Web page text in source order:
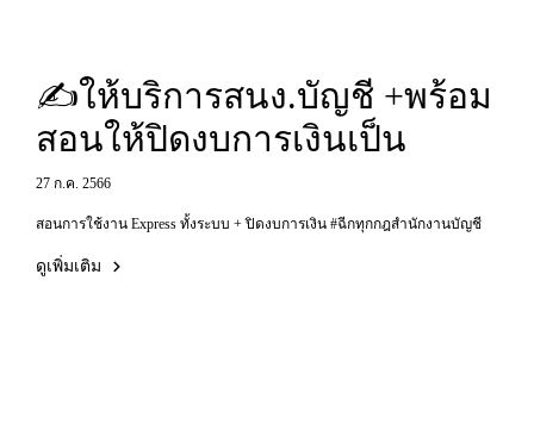
✍️ให้บริการสนง.บัญชี +พร้อม
สอนให้ปิดงบการเงินเป็น
27 ก.ค. 2566
สอนการใช้งาน Express ทั้งระบบ + ปิดงบการเงิน #ฉีกทุกกฎสำนักงานบัญชี
ดูเพิ่มเติม